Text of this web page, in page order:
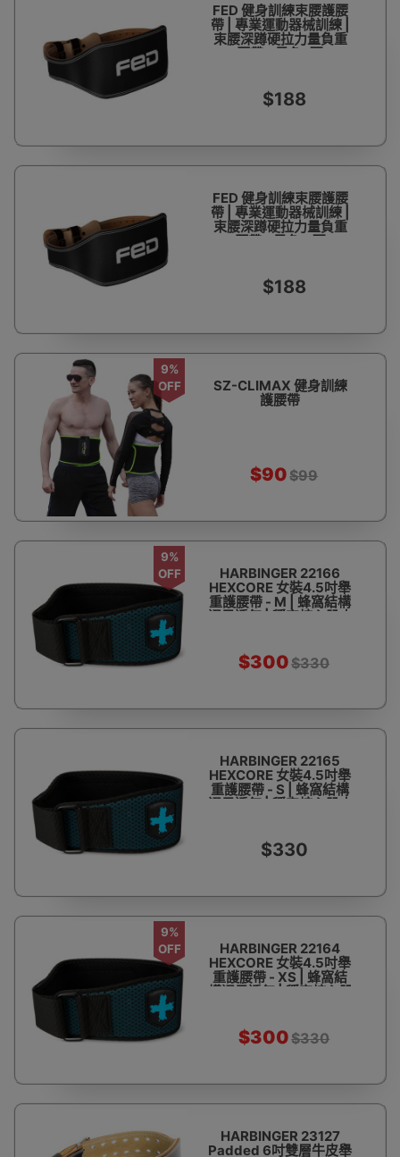
FED 健身訓練束腰護腰
帶 | 專業運動器械訓練 |
束腰深蹲硬拉力量負重
腰帶 - 黑色L碼
$188
FED 健身訓練束腰護腰
帶 | 專業運動器械訓練 |
束腰深蹲硬拉力量負重
腰帶 - 黑色M碼
$188
9%
OFF
SZ-CLIMAX 健身訓練
護腰帶
$90$99
9%
OFF
HARBINGER 22166
HEXCORE 女裝4.5吋舉
重護腰帶 - M | 蜂窩結構
通風透氣 | 穩定核心肌肉
$300$330
HARBINGER 22165
HEXCORE 女裝4.5吋舉
重護腰帶 - S | 蜂窩結構
通風透氣 | 穩定核心肌肉
$330
9%
OFF
HARBINGER 22164
HEXCORE 女裝4.5吋舉
重護腰帶 - XS | 蜂窩結
構通風透氣 | 穩定核心肌
$300$330
HARBINGER 23127
Padded 6吋雙層牛皮舉